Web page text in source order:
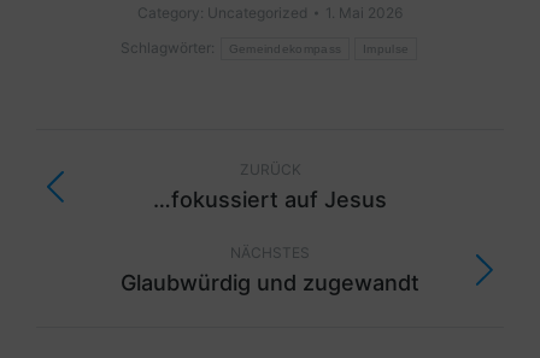
Category: Uncategorized
1. Mai 2026
Schlagwörter:
Gemeindekompass Impulse
ZURÜCK
…fokussiert auf Jesus
NÄCHSTES
Glaubwürdig und zugewandt